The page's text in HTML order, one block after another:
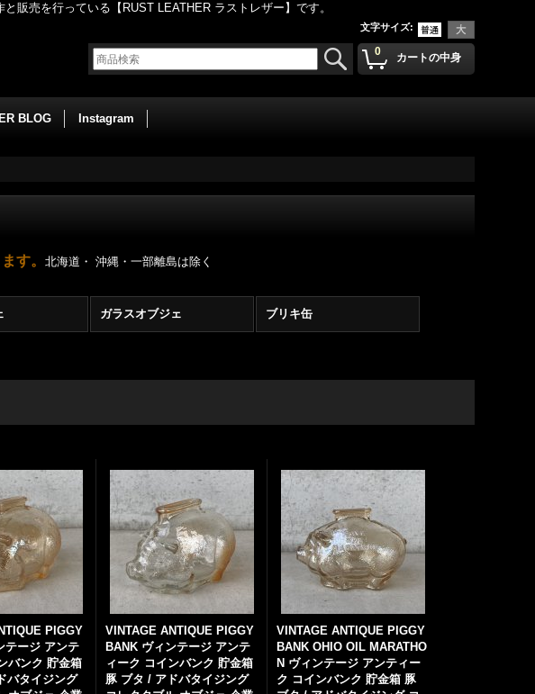
販売を行っている【RUST LEATHER ラストレザー】です。
文字サイズ:
0 カートの中身
BLOG Instagram
す。北海道・ 沖縄・一部離島は除く
ガラスオブジェ ブリキ缶
PIGGY
テージ アンテ
バンク 貯金箱
バタイジング
VINTAGE ANTIQUE PIGGY
BANK ヴィンテージ アンテ
ィーク コインバンク 貯金箱
豚 ブタ / アドバタイジング
VINTAGE ANTIQUE PIGGY
BANK OHIO OIL MARATHO
N ヴィンテージ アンティー
ク コインバンク 貯金箱 豚